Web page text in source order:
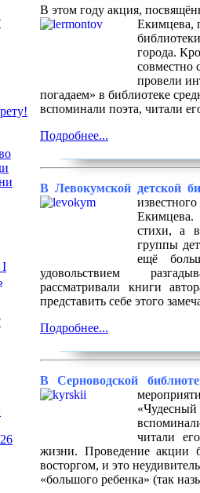
I
В этом году акция,
Екимцева,
библиотеки
города.
совместно
провели
погадаем» в библиотеке
вспоминали поэта, читали
Подробнее...
В Левокумской детской
стихи, а
группы
ещё
удовольствием
рассматривали книги
представить себе этого
Подробнее...
В Серноводской
читали
жизни. Проведение акции
восторгом, и это
«большого ребенка» (так